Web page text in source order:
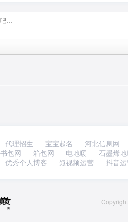
代理招生 宝宝起名 河北信息网
书包网 箱包网 电地暖 石墨烯地
优秀个人博客 短视频运营 抖音运